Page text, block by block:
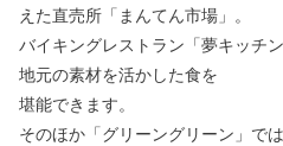
えた直売所「まんてん市場」。
バイキングレストラン「夢キッチ
地元の素材を活かした食を
堪能できます。
そのほか「グリーングリーン」で